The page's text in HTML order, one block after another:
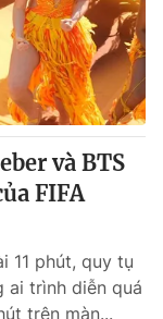
và BTS
FIFA
11 phút, quy tụ
ai trình diễn quá
trên màn...